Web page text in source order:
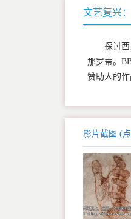
文艺复兴
探讨
那罗蒂。
赞助人的作
影片截图 (